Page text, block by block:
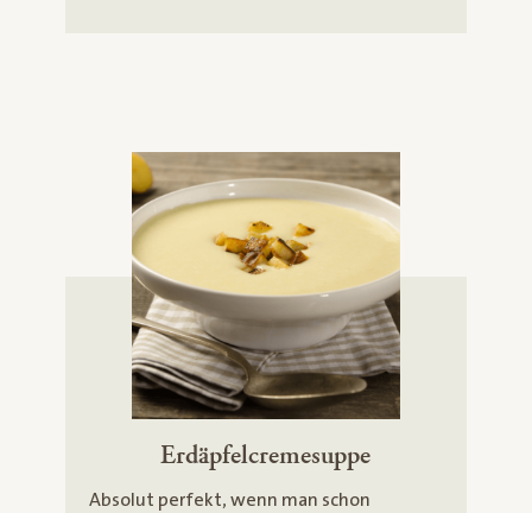
Erdäpfelcremesuppe
Absolut perfekt, wenn man schon